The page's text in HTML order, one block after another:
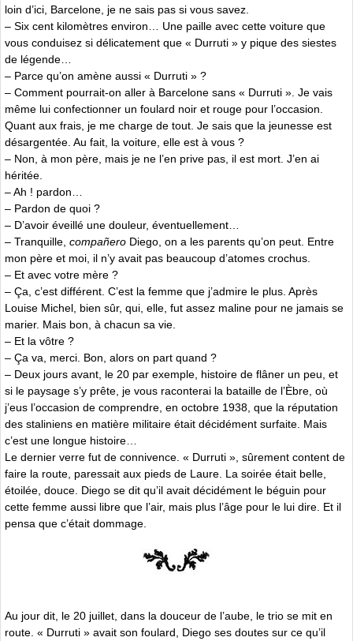
loin d’ici, Barcelone, je ne sais pas si vous savez.
– Six cent kilomètres environ… Une paille avec cette voiture que
vous conduisez si délicatement que « Durruti » y pique des siestes
de légende…
– Parce qu’on amène aussi « Durruti » ?
– Comment pourrait-on aller à Barcelone sans « Durruti ». Je vais
même lui confectionner un foulard noir et rouge pour l’occasion.
Quant aux frais, je me charge de tout. Je sais que la jeunesse est
désargentée. Au fait, la voiture, elle est à vous ?
– Non, à mon père, mais je ne l’en prive pas, il est mort. J’en ai
héritée.
– Ah ! pardon…
– Pardon de quoi ?
– D’avoir éveillé une douleur, éventuellement…
– Tranquille, compañero Diego, on a les parents qu’on peut. Entre
mon père et moi, il n’y avait pas beaucoup d’atomes crochus.
– Et avec votre mère ?
– Ça, c’est différent. C’est la femme que j’admire le plus. Après
Louise Michel, bien sûr, qui, elle, fut assez maline pour ne jamais se
marier. Mais bon, à chacun sa vie.
– Et la vôtre ?
– Ça va, merci. Bon, alors on part quand ?
– Deux jours avant, le 20 par exemple, histoire de flâner un peu, et
si le paysage s’y prête, je vous raconterai la bataille de l’Èbre, où
j’eus l’occasion de comprendre, en octobre 1938, que la réputation
des staliniens en matière militaire était décidément surfaite. Mais
c’est une longue histoire…
Le dernier verre fut de connivence. « Durruti », sûrement content de
faire la route, paressait aux pieds de Laure. La soirée était belle,
étoilée, douce. Diego se dit qu’il avait décidément le béguin pour
cette femme aussi libre que l’air, mais plus l’âge pour le lui dire. Et il
pensa que c’était dommage.
Au jour dit, le 20 juillet, dans la douceur de l’aube, le trio se mit en
route. « Durruti » avait son foulard, Diego ses doutes sur ce qu’il